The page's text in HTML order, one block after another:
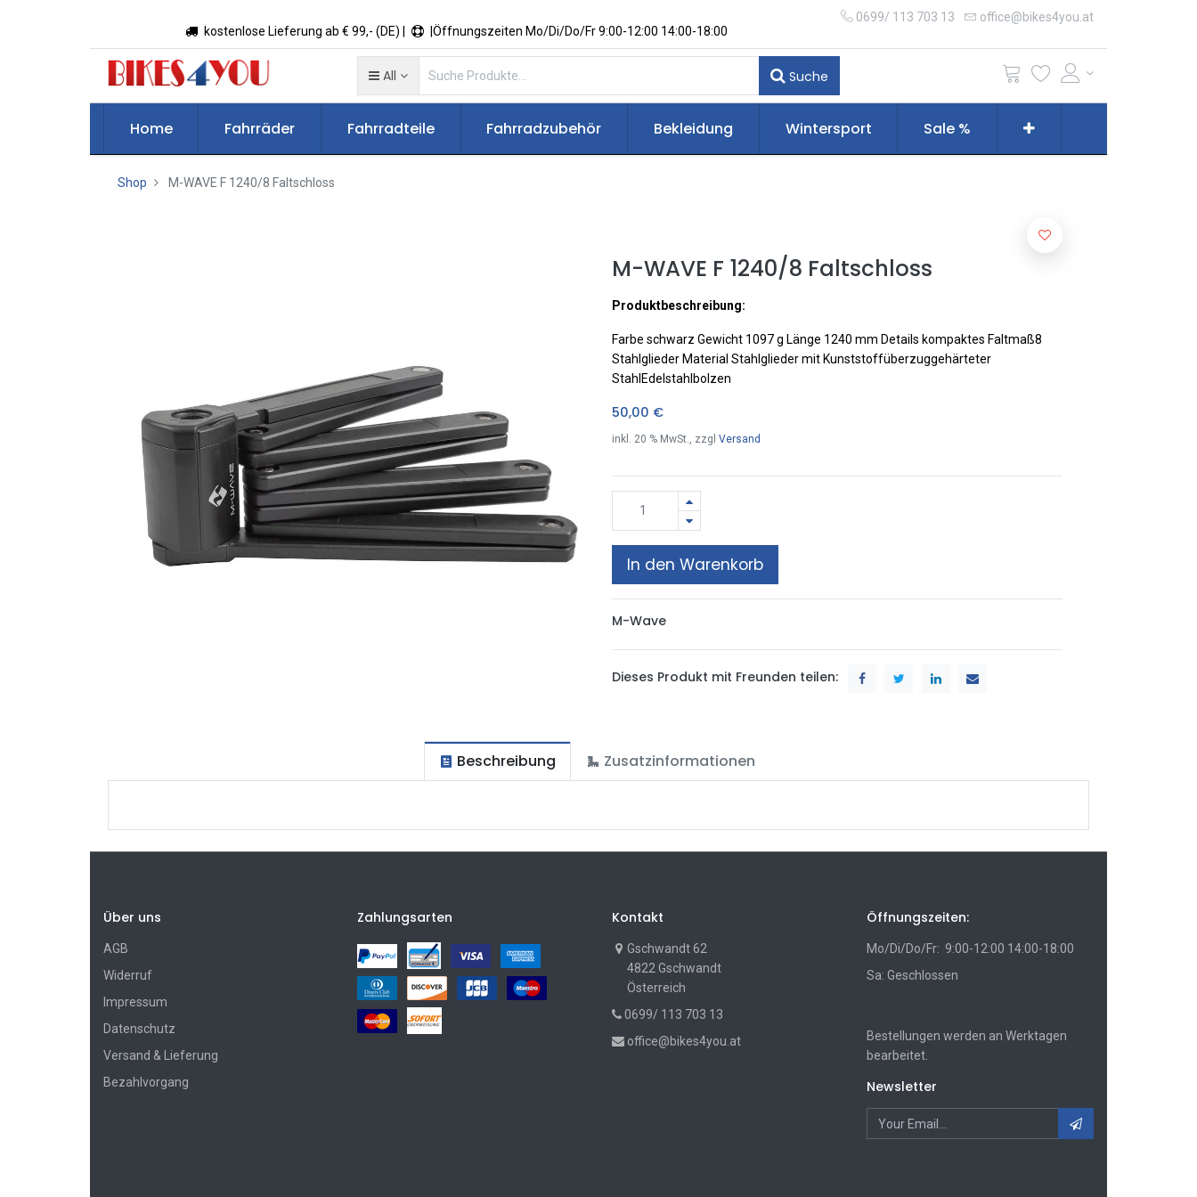
kostenlose Lieferung ab € 99,- (DE) | |Öffnungszeiten Mo/Di/Do/Fr 9:00-12:00 14:00-18:00
0699/ 113 703 13 office@bikes4you.at
All Suche
Home Fahrräder Fahrradteile Fahrradzubehör Bekleidung Wintersport Sale %
Shop M-WAVE F 1240/8 Faltschloss
M-WAVE F 1240/8 Faltschloss
Produktbeschreibung:
Farbe schwarz Gewicht 1097 g Länge 1240 mm Details kompaktes Faltmaß8
Stahlglieder Material Stahlglieder mit Kunststoffüberzuggehärteter
StahlEdelstahlbolzen
50,00 €
inkl. 20 % MwSt., zzgl Versand
In den Warenkorb
M-Wave
Dieses Produkt mit Freunden teilen:
Beschreibung Zusatzinformationen
Über uns
AGB
Widerruf
Impressum
Datenschutz
Versand & Lieferung
Bezahlvorgang
Zahlungsarten Kontakt
Gschwandt 62
4822 Gschwandt
Österreich
0699/ 113 703 13
office@bikes4you.at
Öffnungszeiten:
Mo/Di/Do/Fr: 9:00-12:00 14:00-18:00
Sa: Geschlossen
Bestellungen werden an Werktagen
bearbeitet.
Newsletter